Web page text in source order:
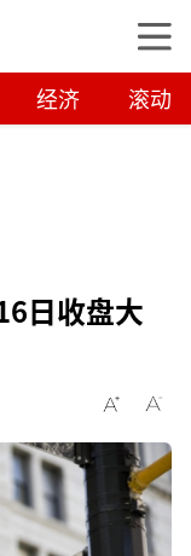
经济 滚动
日收盘大